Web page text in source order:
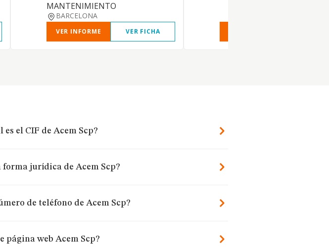
MANTENIMIENTO
BARCELONA
VER INFORME VER FICHA
es el CIF de Acem Scp?
forma jurídica de Acem Scp?
de teléfono de Acem Scp?
página web Acem Scp?